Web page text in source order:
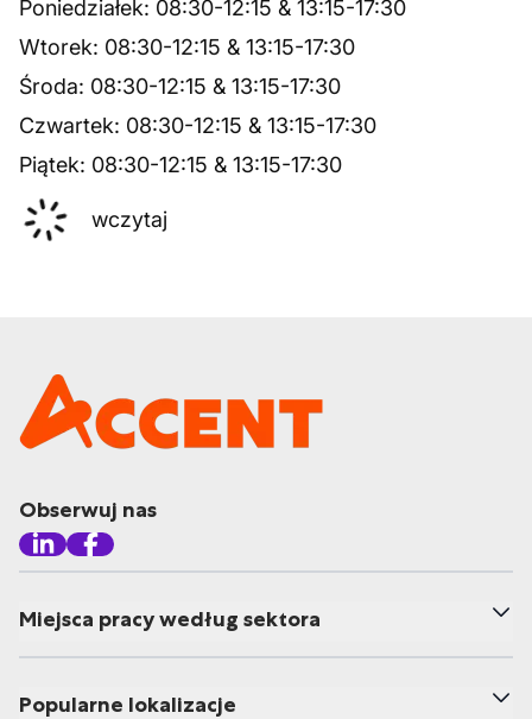
Poniedziałek: 08:30-12:15 & 13:15-17:30
Wtorek: 08:30-12:15 & 13:15-17:30
Środa: 08:30-12:15 & 13:15-17:30
Czwartek: 08:30-12:15 & 13:15-17:30
Piątek: 08:30-12:15 & 13:15-17:30
wczytaj
Obserwuj nas
Miejsca pracy według sektora
Popularne lokalizacje